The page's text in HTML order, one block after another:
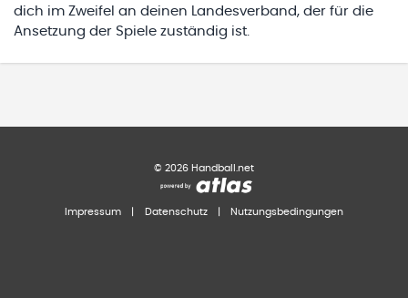
dich im Zweifel an deinen Landesverband, der für die
Ansetzung der Spiele zuständig ist.
© 2026 Handball.net
Impressum Datenschutz Nutzungsbedingungen